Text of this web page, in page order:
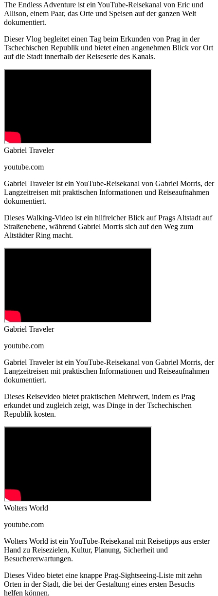
The Endless Adventure ist ein YouTube-Reisekanal von Eric und
Allison, einem Paar, das Orte und Speisen auf der ganzen Welt
dokumentiert.
Dieser Vlog begleitet einen Tag beim Erkunden von Prag in der
Tschechischen Republik und bietet einen angenehmen Blick vor Ort
auf die Stadt innerhalb der Reiseserie des Kanals.
Gabriel Traveler
youtube.com
Gabriel Traveler ist ein YouTube-Reisekanal von Gabriel Morris, der
Langzeitreisen mit praktischen Informationen und Reiseaufnahmen
dokumentiert.
Dieses Walking-Video ist ein hilfreicher Blick auf Prags Altstadt auf
Straßenebene, während Gabriel Morris sich auf den Weg zum
Altstädter Ring macht.
Gabriel Traveler
youtube.com
Gabriel Traveler ist ein YouTube-Reisekanal von Gabriel Morris, der
Langzeitreisen mit praktischen Informationen und Reiseaufnahmen
dokumentiert.
Dieses Reisevideo bietet praktischen Mehrwert, indem es Prag
erkundet und zugleich zeigt, was Dinge in der Tschechischen
Republik kosten.
Wolters World
youtube.com
Wolters World ist ein YouTube-Reisekanal mit Reisetipps aus erster
Hand zu Reisezielen, Kultur, Planung, Sicherheit und
Besuchererwartungen.
Dieses Video bietet eine knappe Prag-Sightseeing-Liste mit zehn
Orten in der Stadt, die bei der Gestaltung eines ersten Besuchs
helfen können.